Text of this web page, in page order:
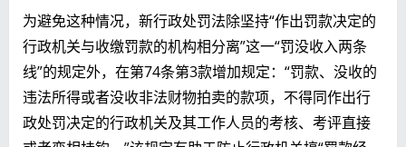
为避免这种情况，新行政处罚法除坚持“作出罚款决定的
行政机关与收缴罚款的机构相分离”这一“罚没收入两条
线”的规定外，在第74条第3款增加规定：“罚款、没收的
违法所得或者没收非法财物拍卖的款项，不得同作出行
政处罚决定的行政机关及其工作人员的考核、考评直接